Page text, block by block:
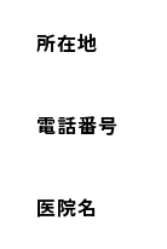
所在地
電話番号
医院名